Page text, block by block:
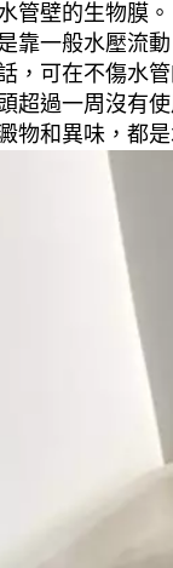
管壁的生物膜。
靠一般水壓流
，可在不傷水
超過一周沒有
物和異味，都